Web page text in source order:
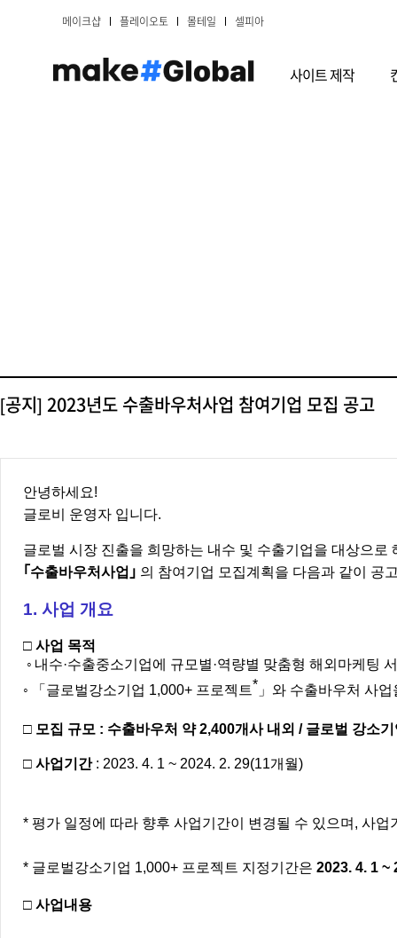
메이크샵 플레이오토 몰테일 셀피아
사이트 제작
[공지] 2023년도 수출바우처사업 참여기업 모집 공고
안녕하세요!
글로비 운영자 입니다.
글로벌 시장 진출을 희망하는 내수 및 수출기업을 대상으
｢ 수출바우처사업 ｣ 의 참여기업 모집계획을 다음과 같이 공
1. 사업 개요
□ 사업 목적
◦ 내수·수출중소기업에 규모별·역량별 맞춤형 해외마케팅
◦
「글로벌강소기업 1,000+ 프로젝트* 」와 수출바우처 사
□ 모집 규모 : 수출바우처 약 2,400개사 내외 / 글로벌 강소
□ 사업기간: 2023. 4. 1 ~ 2024. 2. 29(11개월)
* 평가 일정에 따라 향후 사업기간이 변경될 수 있으며, 사
* 글로벌강소기업 1,000+ 프로젝트 지정기간은 2023. 4. 1 ~
□ 사업내용